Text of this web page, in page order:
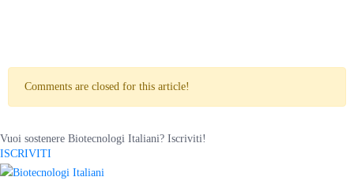
Comments are closed for this article!
Vuoi sostenere Biotecnologi Italiani? Iscriviti!
ISCRIVITI